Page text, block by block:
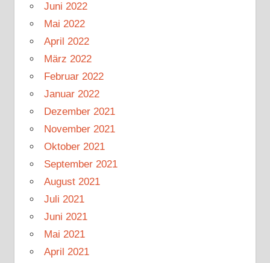
Juni 2022
Mai 2022
April 2022
März 2022
Februar 2022
Januar 2022
Dezember 2021
November 2021
Oktober 2021
September 2021
August 2021
Juli 2021
Juni 2021
Mai 2021
April 2021